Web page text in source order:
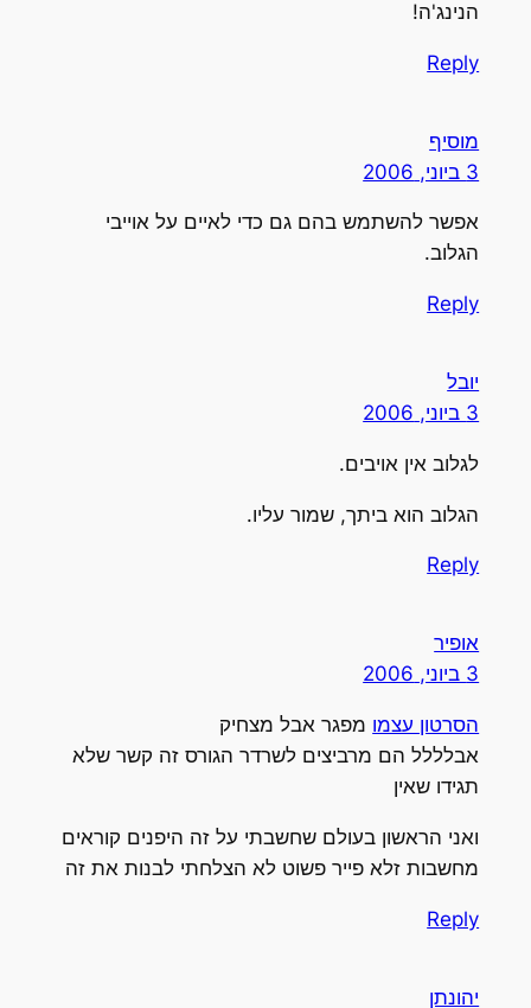
הנינג'ה!
Reply
מוסיף
3 ביוני, 2006
אפשר להשתמש בהם גם כדי לאיים על אוייבי
הגלוב.
Reply
יובל
3 ביוני, 2006
לגלוב אין אויבים.
הגלוב הוא ביתך, שמור עליו.
Reply
אופיר
3 ביוני, 2006
הסרטון עצמו מפגר אבל מצחיק
אבלללל הם מרביצים לשרדר הגורס זה קשר שלא
תגידו שאין
ואני הראשון בעולם שחשבתי על זה היפנים קוראים
מחשבות זלא פייר פשוט לא הצלחתי לבנות את זה
Reply
יהונתן